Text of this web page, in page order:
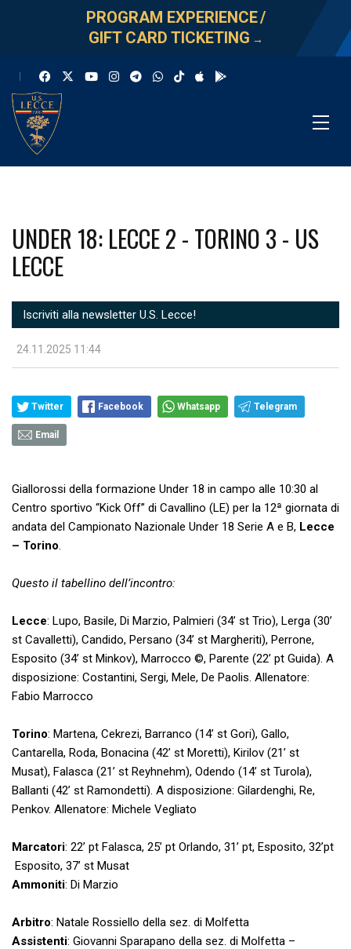
PROGRAM EXPERIENCE/
GIFT CARD TICKETING →
UNDER 18: LECCE 2 - TORINO 3 - US
LECCE
Iscriviti alla newsletter U.S. Lecce!
24.11.2025 11:44
Twitter Facebook Whatsapp Telegram
Email
Giallorossi della formazione Under 18 in campo alle 10:30 al
Centro sportivo “Kick Off” di Cavallino (LE) per la 12ª giornata di
andata del Campionato Nazionale Under 18 Serie A e B, Lecce
– Torino
Questo il tabellino dell’incontro:
Lecce: Lupo, Basile, Di Marzio, Palmieri (34’ st Trio), Lerga (30’
st Cavalletti), Candido, Persano (34’ st Margheriti), Perrone,
Esposito (34’ st Minkov), Marrocco ©, Parente (22’ pt Guida). A
disposizione: Costantini, Sergi, Mele, De Paolis. Allenatore:
Fabio Marrocco
Torino: Martena, Cekrezi, Barranco (14’ st Gori), Gallo,
Cantarella, Roda, Bonacina (42’ st Moretti), Kirilov (21’ st
Musat), Falasca (21’ st Reyhnehm), Odendo (14’ st Turola),
Ballanti (42’ st Ramondetti). A disposizione: Gilardenghi, Re,
Penkov. Allenatore: Michele Vegliato
Marcatori: 22’ pt Falasca, 25’ pt Orlando, 31’ pt, Esposito, 32’pt
Esposito, 37’ st Musat
Ammoniti: Di Marzio
Arbitro: Natale Rossiello della sez. di Molfetta
Assistenti: Giovanni Sparapano della sez. di Molfetta –